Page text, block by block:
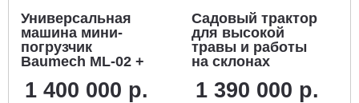
Универсальная
машина мини-
погрузчик
Baumech ML-02 +
универсальный
1 400 000 р.
Садовый трактор
для высокой
травы и работы
на склонах
Force 100 4WD
1 390 000 р.